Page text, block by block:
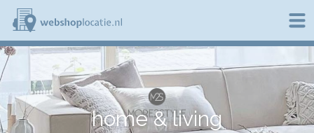
Overslaan
naar
de
inhoud
gaan
W
h
o
p
home & living